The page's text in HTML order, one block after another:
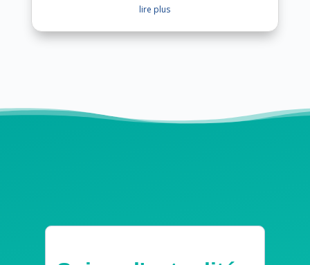
lire plus